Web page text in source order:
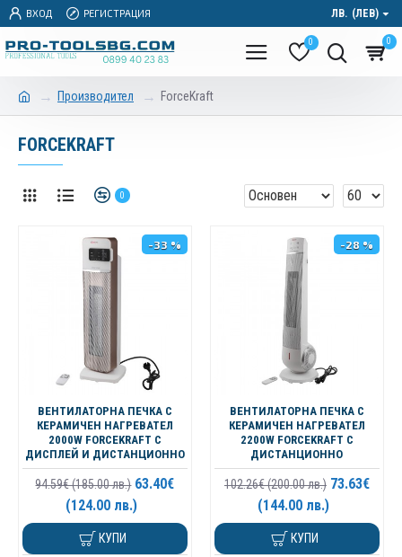
ВХОД РЕГИСТРАЦИЯ ЛВ. (ЛЕВ)
0 0
Производител ForceKraft
FORCEKRAFT
0
-33 %
ВЕНТИЛАТОРНА ПЕЧКА С
КЕРАМИЧЕН НАГРЕВАТЕЛ
2000W FORCEKRAFT С
ДИСПЛЕЙ И ДИСТАНЦИОННО
94.59€ (185.00 лв.) 63.40€
(124.00 лв.)
КУПИ
-28 %
ВЕНТИЛАТОРНА ПЕЧКА С
КЕРАМИЧЕН НАГРЕВАТЕЛ
2200W FORCEKRAFT С
ДИСТАНЦИОННО
102.26€ (200.00 лв.) 73.63€
(144.00 лв.)
КУПИ